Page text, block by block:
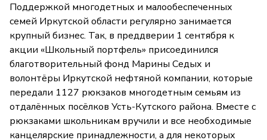
Поддержкой многодетных и малообеспеченных
семей Иркутской области регулярно занимается
крупный бизнес. Так, в преддверии 1 сентября к
акции «Школьный портфель» присоединился
благотворительный фонд Марины Седых и
волонтёры Иркутской нефтяной компании, которые
передали 1127 рюкзаков многодетным семьям из
отдалённых посёлков Усть-Кутского района. Вместе с
рюкзаками школьникам вручили и все необходимые
канцелярские принадлежности, а для некоторых